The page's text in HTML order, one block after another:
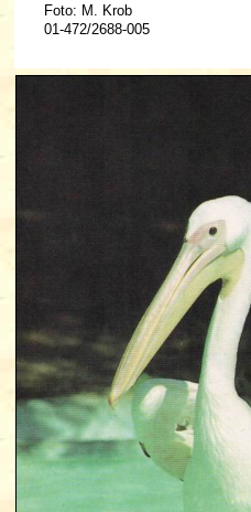
Foto: M. Krob
01-472/2688-005